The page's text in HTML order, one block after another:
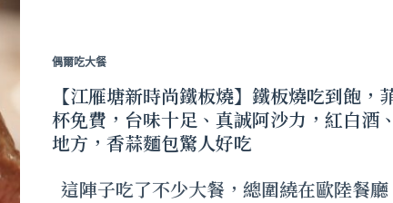
偶爾吃大餐
【江雁塘新時尚鐵板燒】鐵板燒吃到飽
杯免費，台味十足、真誠阿沙力，紅白酒
地方，香蒜麵包驚人好吃
這陣子吃了不少大餐，總圍繞在歐陸餐